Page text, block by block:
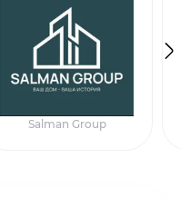
Salman Group